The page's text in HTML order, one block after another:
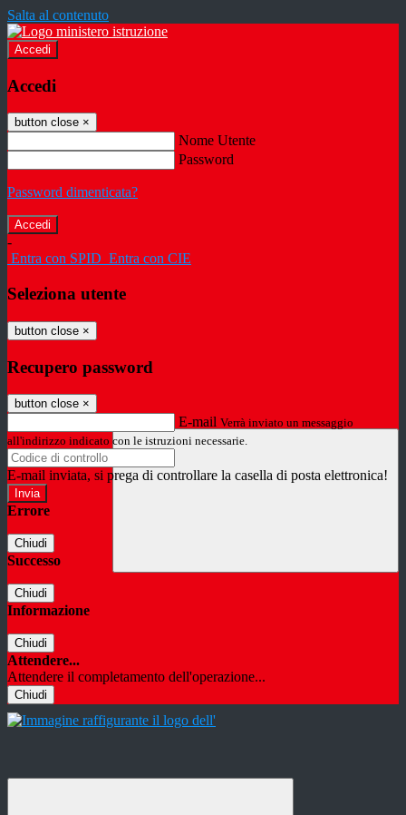
Salta al contenuto
Accedi
Accedi
button close ×
Nome Utente
Password
Password dimenticata?
-
Entra con SPID Entra con CIE
Seleziona utente
button close ×
Recupero password
button close ×
E-mail Verrà inviato un messaggio
all'indirizzo indicato con le istruzioni necessarie.
E-mail inviata, si prega di controllare la casella di posta elettronica!
Errore
Chiudi
Successo
Chiudi
Informazione
Chiudi
Attendere...
Attendere il completamento dell'operazione...
Chiudi